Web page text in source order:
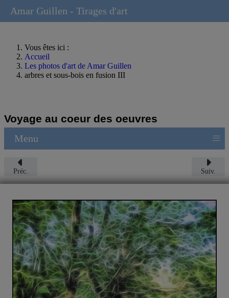
Vous êtes ici :
Accueil
Les photos d'art de Amar Guillen
arbres et sous-bois en fusion III
Voyage au coeur des oeuvres
Menu ≡
Préc. Suiv.
Amar Guillen - Tirages d'art